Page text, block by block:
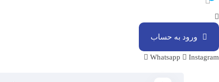
ورود به حساب
Whatsapp Instagram